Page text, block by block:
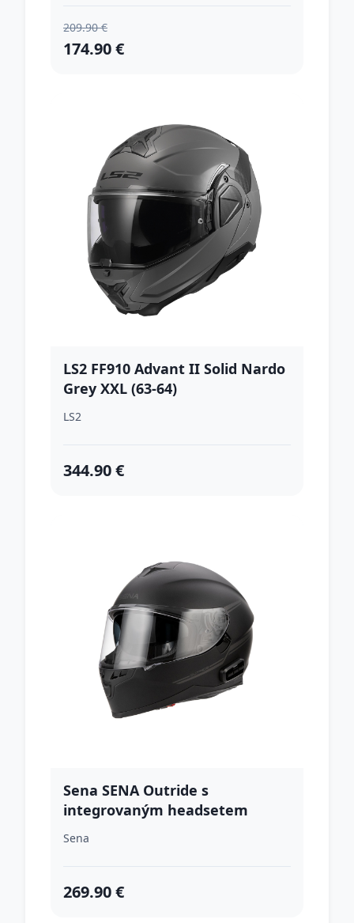
209.90 €
174.90 €
LS2 FF910 Advant II Solid Nardo
Grey XXL (63-64)
LS2
344.90 €
Sena SENA Outride s
integrovaným headsetem
matná černá matne čierna -
Sena
269.90 €